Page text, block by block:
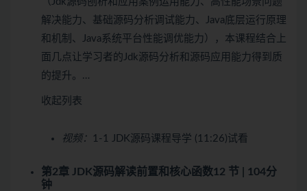
解决能力、基础源码分析调试能力、Java底层运行原理
和机制、Java系统平台性能调优能力），本课程结合上
面几点让学习者的Jdk源码分析和源码应用能力得到质
的提升。…
收起列表
视频： 1-1 JDK源码课程导学 (11:26)试看
第2章 JDK源码解读前置和核心函数12 节 | 104分
钟